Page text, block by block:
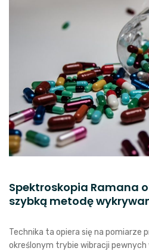
Spektroskopia Ramana
szybką metodę
Technika ta opiera się na pomiarze
określonym trybie wibracji